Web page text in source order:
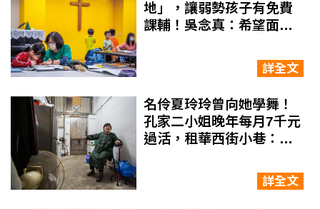
地」，讓弱勢孩子有免費
課輔！吳念真：希望面對
詳全文
名伶夏玲玲曾向她學舞！
孔家二小姐晚年每月7千元
過活，租華西街小巷：至
詳全文